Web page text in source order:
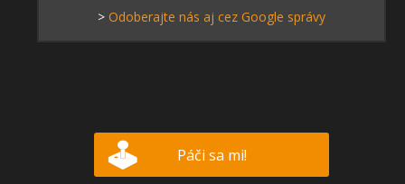
> Odoberajte nás aj cez Google správy
Páči sa mi!